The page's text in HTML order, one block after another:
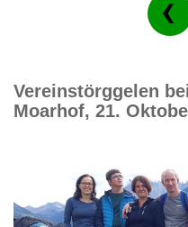
Vereinstörggelen
Moarhof, 21.